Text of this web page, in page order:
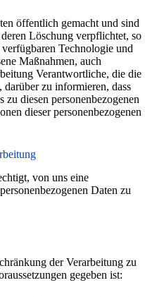
öffentlich gemacht und sind
Löschung verpflichtet, so
Technologie und
Maßnahmen, auch
Verantwortliche, die die
darüber zu informieren, dass
diesen personenbezogenen
dieser personenbezogenen
von uns eine
Daten zu
der Verarbeitung zu
gegeben ist: